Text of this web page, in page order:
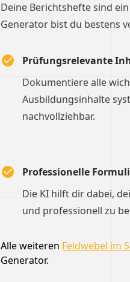
Deine Berichtshefte sind
Generator bist du bestens
Prüfungsrelevante
Dokumentiere alle
Ausbildungsinhalte
nachvollziehbar.
Professionelle
Die KI hilft dir dabei,
und professionell zu
Alle weiteren Feldwebel im
Generator.